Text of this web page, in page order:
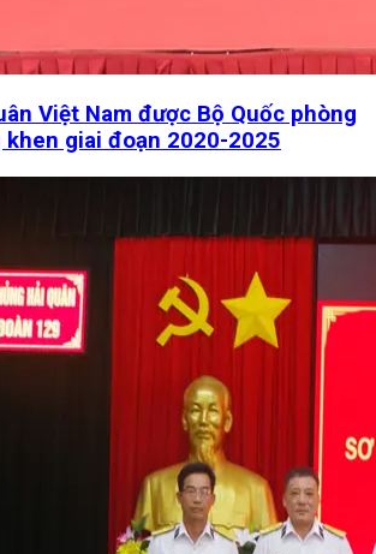
Việt Nam được Bộ Quốc phòng
khen giai đoạn 2020-2025